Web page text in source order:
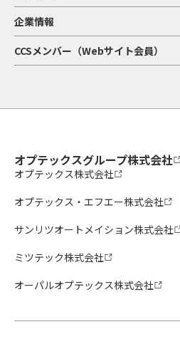
企業情報
CCSメンバー（Webサイト会員）
オプテックスグループ株式会社
オプテックス株式会社
オプテックス・エフエー株式会社
サンリツオートメイション株式会社
ミツテック株式会社
オーパルオプテックス株式会社